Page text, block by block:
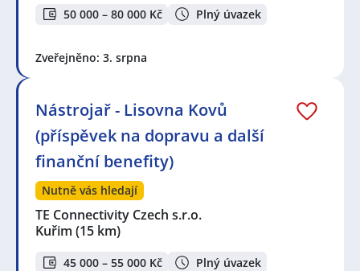
50 000 – 80 000 Kč Plný úvazek
Zveřejněno: 3. srpna
Nástrojař - Lisovna Kovů
(příspěvek na dopravu a další
finanční benefity)
Nutně vás hledají
TE Connectivity Czech s.r.o.
Kuřim (15 km)
45 000 – 55 000 Kč
Plný úvazek